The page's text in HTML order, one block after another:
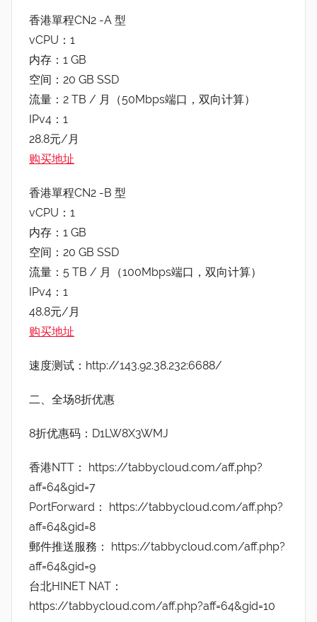
香港單程CN2 -A 型
vCPU：1
内存：1 GB
空间：20 GB SSD
流量：2 TB / 月（50Mbps端口，双向计算）
IPv4：1
28.8元/月
购买地址
香港單程CN2 -B 型
vCPU：1
内存：1 GB
空间：20 GB SSD
流量：5 TB / 月（100Mbps端口，双向计算）
IPv4：1
48.8元/月
购买地址
速度测试：http://143.92.38.232:6688/
二、全场8折优惠
8折优惠码：D1LW8X3WMJ
香港NTT： https://tabbycloud.com/aff.php?
aff=64&gid=7
PortForward： https://tabbycloud.com/aff.php?
aff=64&gid=8
郵件推送服務： https://tabbycloud.com/aff.php?
aff=64&gid=9
台北HINET NAT：
https://tabbycloud.com/aff.php?aff=64&gid=10